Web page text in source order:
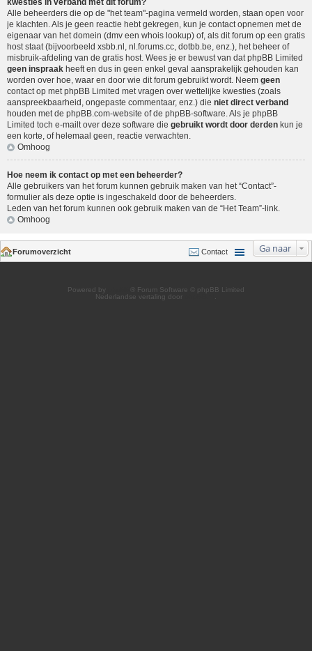
kwesties in verband met dit forum?
Alle beheerders die op de "het team"-pagina vermeld worden, staan open voor
je klachten. Als je geen reactie hebt gekregen, kun je contact opnemen met de
eigenaar van het domein (dmv een whois lookup) of, als dit forum op een gratis
host staat (bijvoorbeeld xsbb.nl, nl.forums.cc, dotbb.be, enz.), het beheer of
misbruik-afdeling van de gratis host. Wees je er bewust van dat phpBB Limited
geen inspraak heeft en dus in geen enkel geval aansprakelijk gehouden kan
worden over hoe, waar en door wie dit forum gebruikt wordt. Neem geen
contact op met phpBB Limited met vragen over wettelijke kwesties (zoals
aanspreekbaarheid, ongepaste commentaar, enz.) die niet direct verband
houden met de phpBB.com-website of de phpBB-software. Als je phpBB
Limited toch e-mailt over deze software die gebruikt wordt door derden kun je
een korte, of helemaal geen, reactie verwachten.
Omhoog
Hoe neem ik contact op met een beheerder?
Alle gebruikers van het forum kunnen gebruik maken van het “Contact”-
formulier als deze optie is ingeschakeld door de beheerders.
Leden van het forum kunnen ook gebruik maken van de “Het Team”-link.
Omhoog
Ga naar
Forumoverzicht Contact
Powered by
® Forum Software © phpBB Limited
Nederlandse vertaling door
.